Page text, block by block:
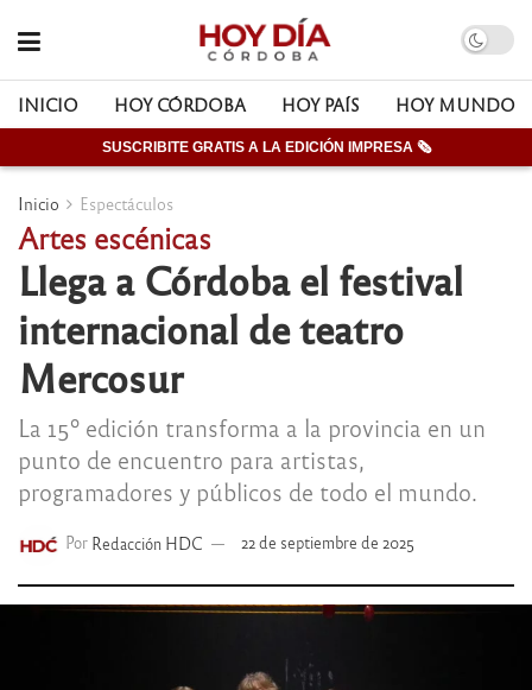
INICIO HOY CÓRDOBA HOY PAÍS HOY MUNDO
SUSCRIBITE GRATIS A LA EDICIÓN IMPRESA 🗞
Inicio Espectáculos
Artes escénicas
Llega a Córdoba el festival
internacional de teatro
Mercosur
La 15º edición transforma a la provincia en un
punto de encuentro para artistas,
programadores y públicos de todo el mundo.
Por Redacción HDC 22 de septiembre de 2025